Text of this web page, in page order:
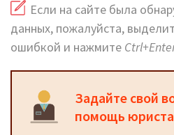
Если на сайте была
данных, пожалуйста,
ошибкой и нажмите
Задайте свой
помощь